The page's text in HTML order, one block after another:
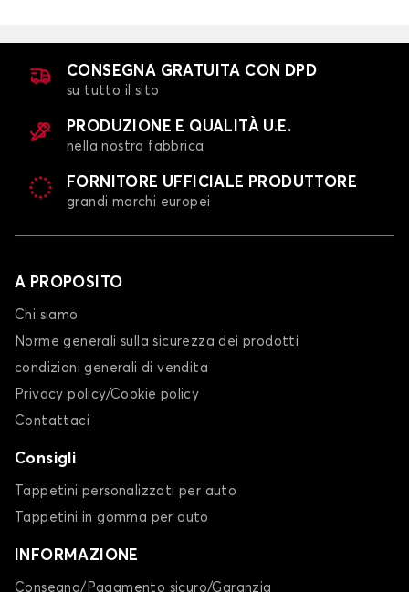
Coprisedili per FIAT GRANDE PUNTO
MULTIPLA
Coprisedili per FIAT MULTIPLA
CONSEGNA GRATUITA CON DPD
su tutto il sito
PRODUZIONE E QUALITÀ U.E.
nella nostra fabbrica
FORNITORE UFFICIALE PRODUTTORE
grandi marchi europei
A PROPOSITO
Chi siamo
Norme generali sulla sicurezza dei prodotti
condizioni generali di vendita
Privacy policy/Cookie policy
Contattaci
Consigli
Tappetini personalizzati per auto
Tappetini in gomma per auto
INFORMAZIONE
Consegna/Pagamento sicuro/Garanzia